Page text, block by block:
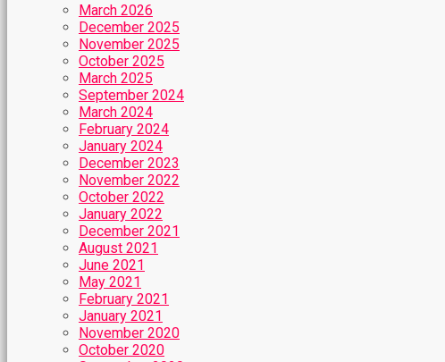
March 2026
December 2025
November 2025
October 2025
March 2025
September 2024
March 2024
February 2024
January 2024
December 2023
November 2022
October 2022
January 2022
December 2021
August 2021
June 2021
May 2021
February 2021
January 2021
November 2020
October 2020